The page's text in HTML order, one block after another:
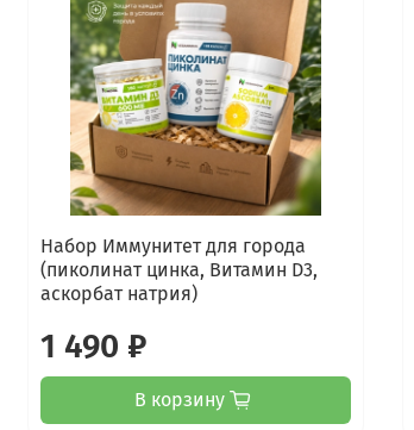
Набор Иммунитет для города
(пиколинат цинка, Витамин D3,
аскорбат натрия)
1 490 ₽
В корзину